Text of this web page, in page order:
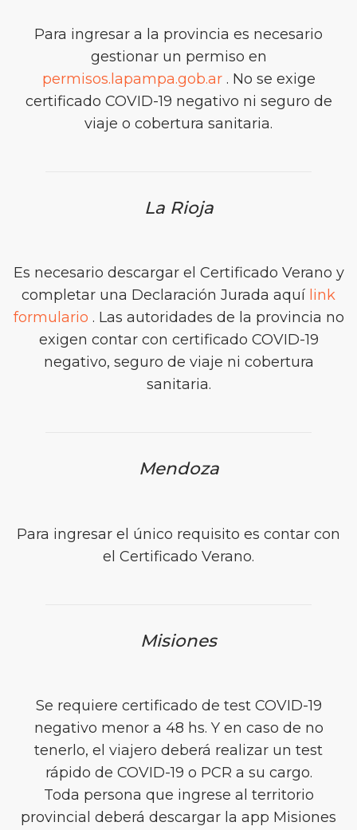
Para ingresar a la provincia es necesario
gestionar un permiso en
permisos.lapampa.gob.ar. No se exige
certificado COVID-19 negativo ni seguro de
viaje o cobertura sanitaria.
La Rioja
Es necesario descargar el Certificado Verano y
completar una Declaración Jurada aquí link
formulario . Las autoridades de la provincia no
exigen contar con certificado COVID-19
negativo, seguro de viaje ni cobertura
sanitaria.
Mendoza
Para ingresar el único requisito es contar con
el Certificado Verano.
Misiones
Se requiere certificado de test COVID-19
negativo menor a 48 hs. Y en caso de no
tenerlo, el viajero deberá realizar un test
rápido de COVID-19 o PCR a su cargo.
Toda persona que ingrese al territorio
provincial deberá descargar la app Misiones